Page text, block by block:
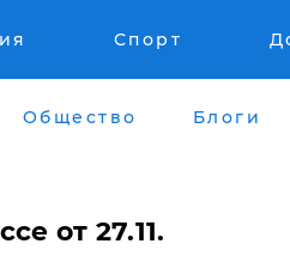
Спорт
Общество Блоги
от 27.11.